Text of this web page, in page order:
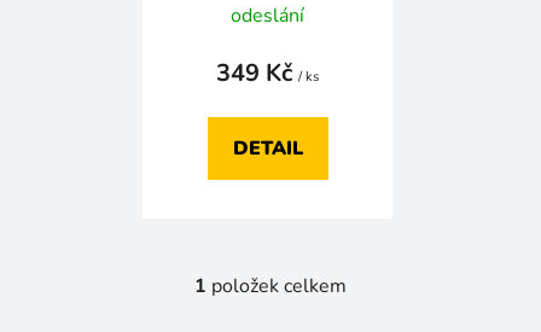
odeslání
349 Kč / ks
DETAIL
O
1 položek celkem